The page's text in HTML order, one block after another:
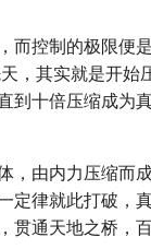
而控制的极限便
，其实就是开始
到十倍压缩成为
，由内力压缩而
定律就此打破，
贯通天地之桥，